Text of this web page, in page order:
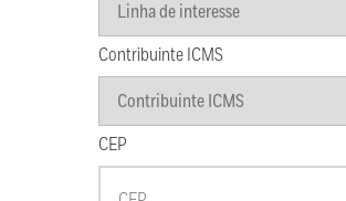
Contribuinte ICMS
CEP